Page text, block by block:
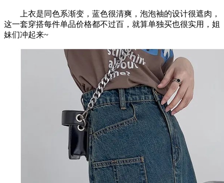
上衣是同色系渐变，蓝色很清爽，泡泡袖的设计很遮肉，
这一套穿搭每件单品价格都不过百，就算单独买也很实用，姐
妹们冲起来~